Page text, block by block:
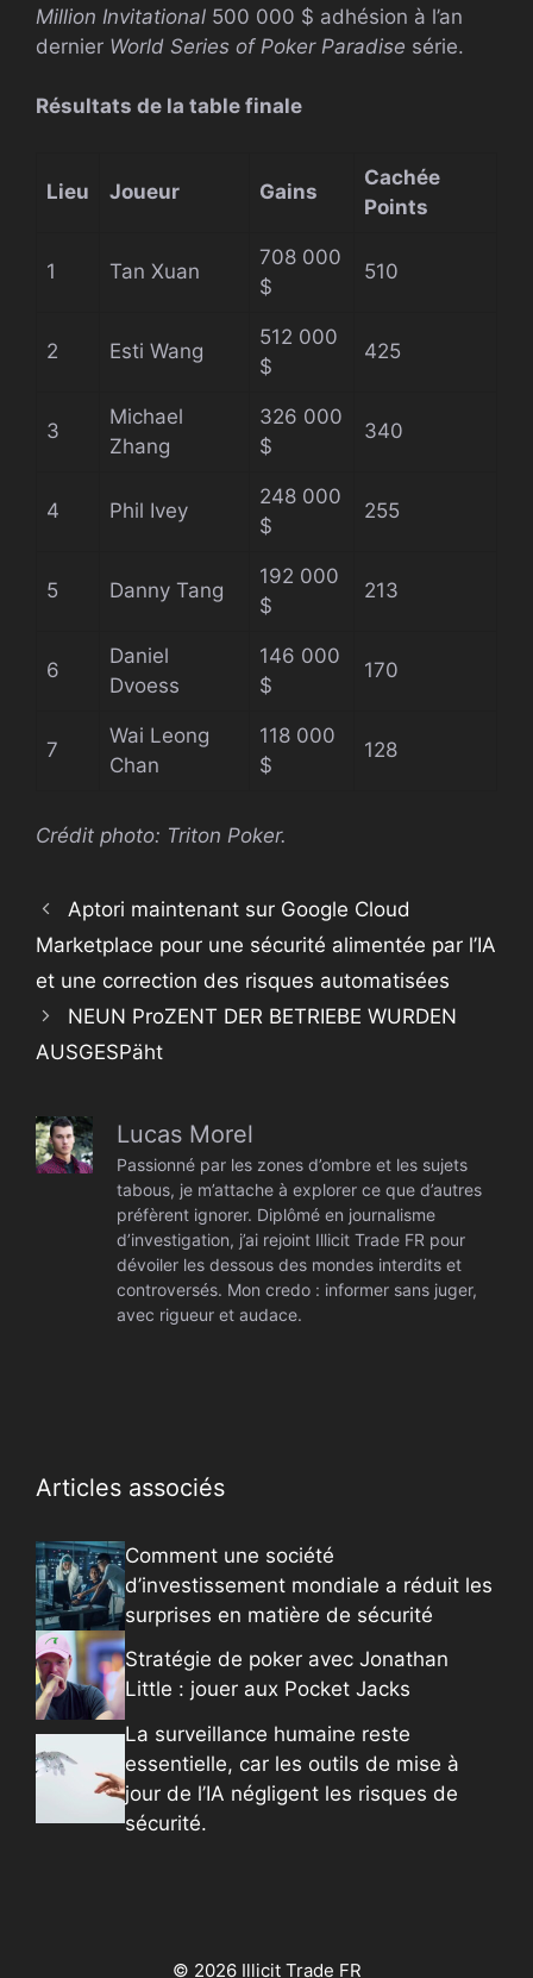
Million Invitational 500 000 $ adhésion à l’an
dernier World Series of Poker Paradise série.
Résultats de la table finale
Lieu Joueur Gains
Cachée
Points
1 Tan Xuan
708 000
$
510
2 Esti Wang
512 000
$
425
3
Michael
Zhang
326 000
$
340
4 Phil Ivey
248 000
$
255
5 Danny Tang
192 000
$
213
6
Daniel
Dvoess
146 000
$
170
7
Wai Leong
Chan
118 000
$
128
Crédit photo: Triton Poker.
Aptori maintenant sur Google Cloud
Marketplace pour une sécurité alimentée par l’IA
et une correction des risques automatisées
NEUN ProZENT DER BETRIEBE WURDEN
AUSGESPäht
Lucas Morel
Passionné par les zones d’ombre et les sujets
tabous, je m’attache à explorer ce que d’autres
préfèrent ignorer. Diplômé en journalisme
d’investigation, j’ai rejoint Illicit Trade FR pour
dévoiler les dessous des mondes interdits et
controversés. Mon credo : informer sans juger,
avec rigueur et audace.
Articles associés
Comment une société
d’investissement mondiale a réduit les
surprises en matière de sécurité
Stratégie de poker avec Jonathan
Little : jouer aux Pocket Jacks
La surveillance humaine reste
essentielle, car les outils de mise à
jour de l’IA négligent les risques de
sécurité.
© 2026 Illicit Trade FR